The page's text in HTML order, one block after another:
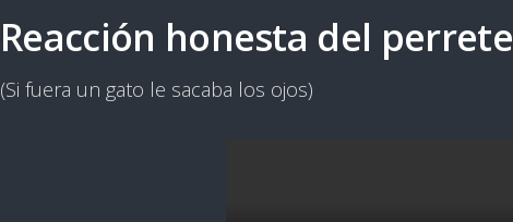
Reacción honesta del perrete
(Si fuera un gato le sacaba los ojos)